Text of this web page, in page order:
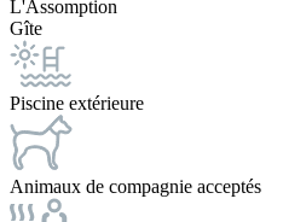
L'Assomption
Gîte
Piscine extérieure
Animaux de compagnie acceptés